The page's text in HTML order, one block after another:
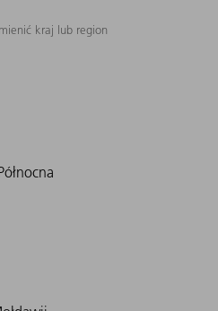
kraj lub region